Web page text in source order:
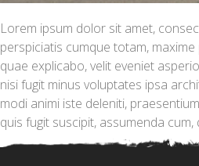
Lorem ipsum dolor sit amet,
perspiciatis cumque totam,
quae explicabo, velit eveniet
nisi fugit minus voluptates ipsa
modi animi iste deleniti,
quis fugit suscipit, assumenda